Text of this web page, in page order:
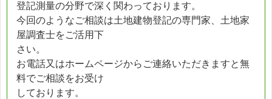
登記測量の分野で深く関わっております。
今回のようなご相談は土地建物登記の専門家、土地家
屋調査士をご活用下
さい。
お電話又はホームページからご連絡いただきますと無
料でご相談をお受け
しております。